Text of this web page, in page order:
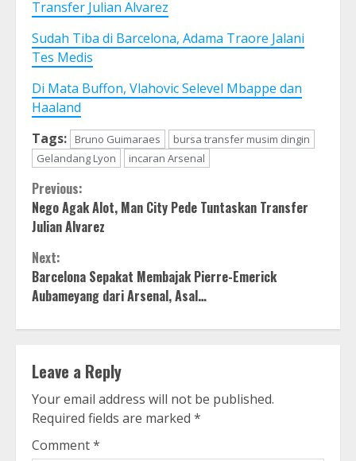
Transfer Julian Alvarez
Sudah Tiba di Barcelona, Adama Traore Jalani
Tes Medis
Di Mata Buffon, Vlahovic Selevel Mbappe dan
Haaland
Tags:
Bruno Guimaraes
bursa transfer musim dingin
Gelandang Lyon
incaran Arsenal
Continue
Reading
Previous:
Nego Agak Alot, Man City Pede Tuntaskan Transfer
Julian Alvarez
Next:
Barcelona Sepakat Membajak Pierre-Emerick
Aubameyang dari Arsenal, Asal…
Leave a Reply
Your email address will not be published.
Required fields are marked *
Comment*